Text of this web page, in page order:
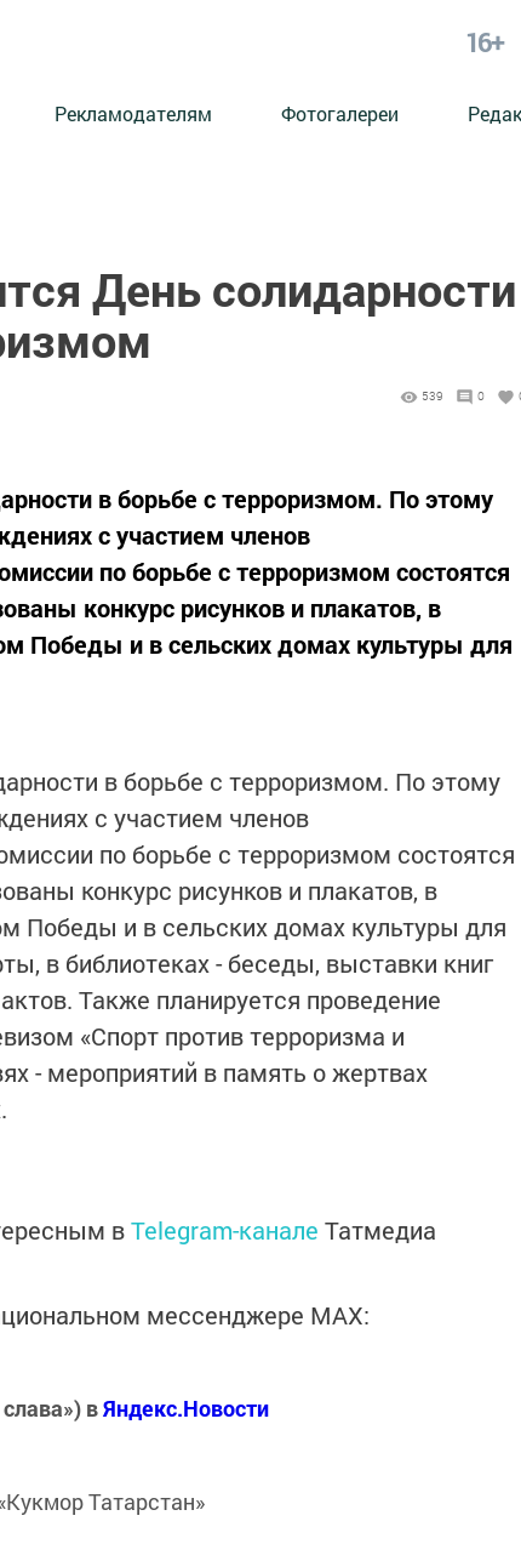
16+
Рекламодателям Фотогалереи
День солидарности
539 0
в борьбе с терроризмом. По этому
с участием членов
по борьбе с терроризмом состоятся
конкурс рисунков и плакатов, в
Победы и в сельских домах культуры для
в борьбе с терроризмом. По этому
с участием членов
по борьбе с терроризмом состоятся
конкурс рисунков и плакатов, в
Победы и в сельских домах культуры для
в библиотеках - беседы, выставки книг
Также планируется проведение
«Спорт против терроризма и
- мероприятий в память о жертвах
вTelegram-канале Татмедиа
мессенджере MАХ:
вЯндекс.Новости
Татарстан»